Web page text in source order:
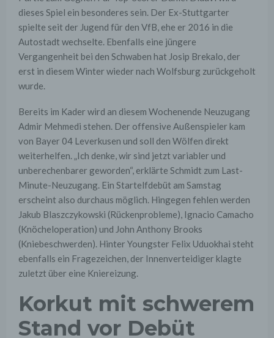
dieses Spiel ein besonderes sein. Der Ex-Stuttgarter
spielte seit der Jugend für den VfB, ehe er 2016 in die
Autostadt wechselte. Ebenfalls eine jüngere
Vergangenheit bei den Schwaben hat Josip Brekalo, der
erst in diesem Winter wieder nach Wolfsburg zurückgeholt
wurde.
Bereits im Kader wird an diesem Wochenende Neuzugang
Admir Mehmedi stehen. Der offensive Außenspieler kam
von Bayer 04 Leverkusen und soll den Wölfen direkt
weiterhelfen. „Ich denke, wir sind jetzt variabler und
unberechenbarer geworden“, erklärte Schmidt zum Last-
Minute-Neuzugang. Ein Startelfdebüt am Samstag
erscheint also durchaus möglich. Hingegen fehlen werden
Jakub Blaszczykowski (Rückenprobleme), Ignacio Camacho
(Knöcheloperation) und John Anthony Brooks
(Kniebeschwerden). Hinter Youngster Felix Uduokhai steht
ebenfalls ein Fragezeichen, der Innenverteidiger klagte
zuletzt über eine Kniereizung.
Korkut mit schwerem
Stand vor Debüt